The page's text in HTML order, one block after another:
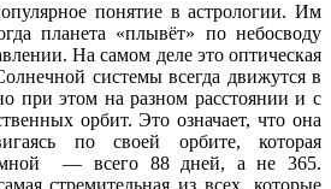
понятие в астрологии. Им
планета «плывёт» по небосводу
На самом деле это оптическая
системы всегда движутся в
при этом на разном расстоянии и с
орбит. Это означает, что она
по своей орбите, которая
— всего 88 дней, а не 365.